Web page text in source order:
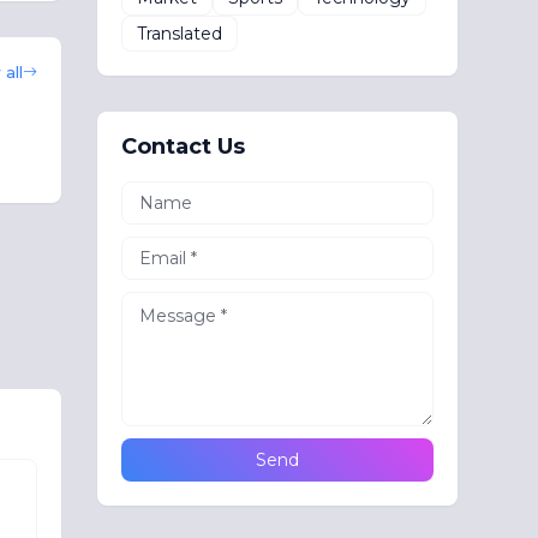
all
Translated
Contact Us